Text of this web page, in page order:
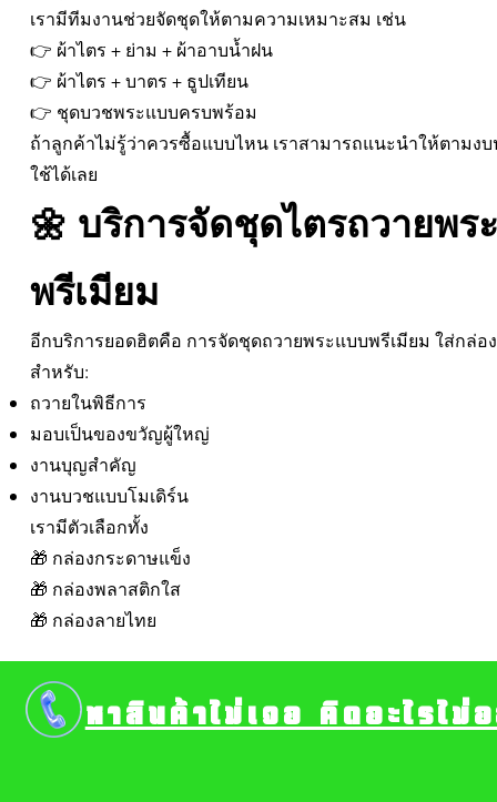
เรามีทีมงานช่วยจัดชุดให้ตามความเหมาะสม เช่น
👉 ผ้าไตร + ย่าม + ผ้าอาบน้ำฝน
👉 ผ้าไตร + บาตร + ธูปเทียน
👉 ชุดบวชพระแบบครบพร้อม
ถ้าลูกค้าไม่รู้ว่าควรซื้อแบบไหน เราสามารถแนะนำให้ตามง
ใช้ได้เลย
🌼 บริการจัดชุดไตรถวายพร
พรีเมียม
อีกบริการยอดฮิตคือ การจัดชุดถวายพระแบบพรีเมียม ใส่กล่อ
สำหรับ:
ถวายในพิธีการ
มอบเป็นของขวัญผู้ใหญ่
งานบุญสำคัญ
งานบวชแบบโมเดิร์น
เรามีตัวเลือกทั้ง
🎁 กล่องกระดาษแข็ง
🎁 กล่องพลาสติกใส
🎁 กล่องลายไทย
หาสินค้าไม่เจอ คิดอะไรไ